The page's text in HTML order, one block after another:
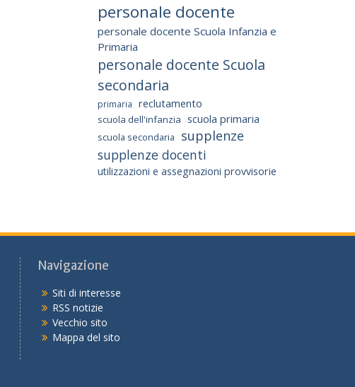
personale docente
personale docente Scuola Infanzia e
Primaria
personale docente Scuola
secondaria
primaria reclutamento
scuola dell'infanzia scuola primaria
scuola secondaria
supplenze
supplenze docenti
utilizzazioni e assegnazioni provvisorie
Navigazione
Siti di interesse
RSS notizie
Vecchio sito
Mappa del sito